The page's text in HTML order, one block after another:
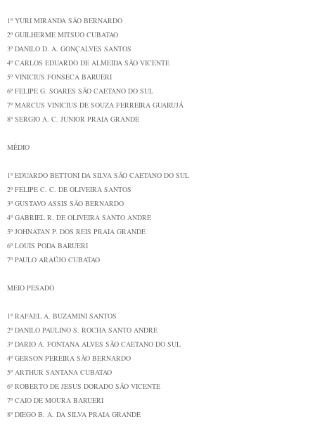
1º YURI MIRANDA SÃO BERNARDO
2º GUILHERME MITSUO CUBATAO
3º DANILO D. A. GONÇALVES SANTOS
4º CARLOS EDUARDO DE ALMEIDA SÃO VICENTE
5º VINICIUS FONSECA BARUERI
6º FELIPE G. SOARES SÃO CAETANO DO SUL
7º MARCUS VINICIUS DE SOUZA FERREIRA GUARUJÁ
8º SERGIO A. C. JUNIOR PRAIA GRANDE
MÉDIO
1º EDUARDO BETTONI DA SILVA SÃO CAETANO DO SUL
2º FELIPE C. C. DE OLIVEIRA SANTOS
3º GUSTAVO ASSIS SÃO BERNARDO
4º GABRIEL R. DE OLIVEIRA SANTO ANDRE
5º JOHNATAN P. DOS REIS PRAIA GRANDE
6º LOUIS PODA BARUERI
7º PAULO ARAÚJO CUBATAO
MEIO PESADO
1º RAFAEL A. BUZAMINI SANTOS
2º DANILO PAULINO S. ROCHA SANTO ANDRE
3º DARIO A. FONTANA ALVES SÃO CAETANO DO SUL
4º GERSON PEREIRA SÃO BERNARDO
5º ARTHUR SANTANA CUBATAO
6º ROBERTO DE JESUS DORADO SÃO VICENTE
7º CAIO DE MOURA BARUERI
8º DIEGO B. A. DA SILVA PRAIA GRANDE